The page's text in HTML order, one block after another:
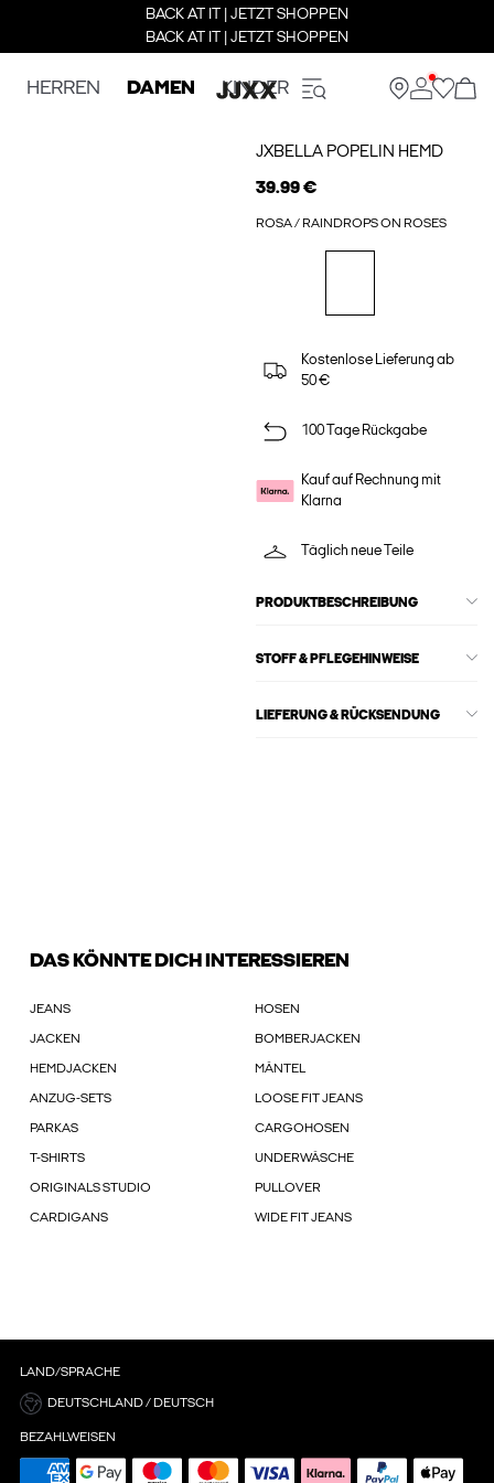
BACK AT IT | JETZT SHOPPEN
BACK AT IT | JETZT SHOPPEN
HERREN DAMEN KINDER
JXBELLA POPELIN HEMD
39.99 €
ROSA / RAINDROPS ON ROSES
Kostenlose Lieferung ab
50 €
100 Tage Rückgabe
Kauf auf Rechnung mit
Klarna
Täglich neue Teile
PRODUKTBESCHREIBUNG
STOFF & PFLEGEHINWEISE
LIEFERUNG & RÜCKSENDUNG
DAS KÖNNTE DICH INTERESSIEREN
JEANS HOSEN
JACKEN BOMBERJACKEN
HEMDJACKEN MÄNTEL
ANZUG-SETS LOOSE FIT JEANS
PARKAS CARGOHOSEN
T-SHIRTS UNDERWÄSCHE
ORIGINALS STUDIO PULLOVER
CARDIGANS WIDE FIT JEANS
LAND/SPRACHE
DEUTSCHLAND / DEUTSCH
BEZAHLWEISEN